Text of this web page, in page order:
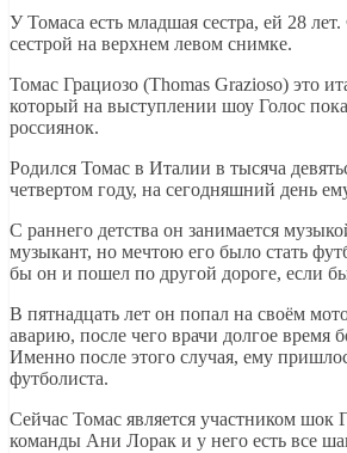
У Томаса есть младшая сестра, ей 28
сестрой на верхнем левом снимке.
Томас Грациозо (Thomas Grazioso) это
который на выступлении шоу Голос
россиянок.
Родился Томас в Италии в тысяча
четвертом году, на сегодняшний день
С раннего детства он занимается
музыкант, но мечтою его было стать
бы он и пошел по другой дороге, если
В пятнадцать лет он попал на своём
аварию, после чего врачи долгое время
Именно после этого случая, ему
футболиста.
Сейчас Томас является участником шок
команды Ани Лорак и у него есть все